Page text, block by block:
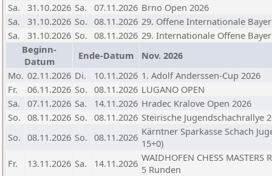
Sa.
31.10.2026 Sa. 07.11.2026 Brno Open 2026
Sa.
31.10.2026 So. 08.11.2026 29. Offene Internationale
Sa.
31.10.2026 So. 08.11.2026 29. Internationale Offene
Beginn-
Datum
Ende-Datum
Nov. 2026
Mo. 02.11.2026 Di. 10.11.2026 1. Adolf Anderssen-Cup 2026
Fr.
06.11.2026 So. 08.11.2026 LUGANO OPEN
Sa.
07.11.2026 Sa. 14.11.2026 Hradec Kralove Open 2026
So. 08.11.2026 So. 08.11.2026 Steirische Jugendschachrallye
So. 08.11.2026 So. 08.11.2026 Kärntner Sparkasse Schach
15+0)
Fr.
13.11.2026 Sa. 14.11.2026 WAIDHOFEN CHESS
5 Runden